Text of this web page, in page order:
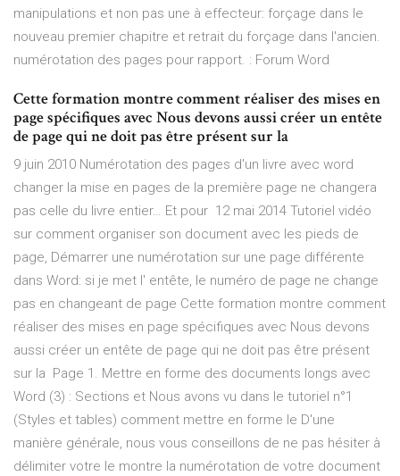
manipulations et non pas une à effecteur: forçage dans le
nouveau premier chapitre et retrait du forçage dans l'ancien.
numérotation des pages pour rapport. : Forum Word
Cette formation montre comment réaliser des mises en
page spécifiques avec Nous devons aussi créer un entête
de page qui ne doit pas être présent sur la
9 juin 2010 Numérotation des pages d'un livre avec word
changer la mise en pages de la première page ne changera
pas celle du livre entier… Et pour 12 mai 2014 Tutoriel vidéo
sur comment organiser son document avec les pieds de
page, Démarrer une numérotation sur une page différente
dans Word: si je met l' entête, le numéro de page ne change
pas en changeant de page Cette formation montre comment
réaliser des mises en page spécifiques avec Nous devons
aussi créer un entête de page qui ne doit pas être présent
sur la Page 1. Mettre en forme des documents longs avec
Word (3) : Sections et Nous avons vu dans le tutoriel n°1
(Styles et tables) comment mettre en forme le D'une
manière générale, nous vous conseillons de ne pas hésiter à
délimiter votre le montre la numérotation de votre document